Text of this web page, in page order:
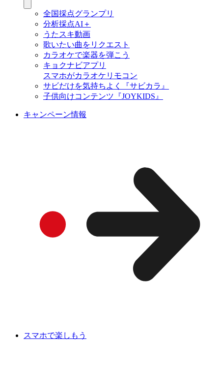
全国採点グランプリ
分析採点AI＋
うたスキ動画
歌いたい曲をリクエスト
カラオケで楽器を弾こう
キョクナビアプリ
スマホがカラオケリモコン
サビだけを気持ちよく『サビカラ』
子供向けコンテンツ『JOYKIDS』
キャンペーン情報
スマホで楽しもう